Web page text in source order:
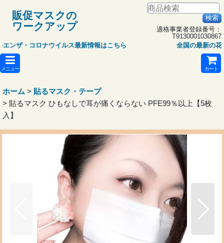
販促マスクの
ワークアップ
適格事業者登録番号：
T9130001030867
コロナウイルス最新情報はこちら
全国の最新の花粉情報
メニュー カート
ホーム > 貼るマスク・テープ
> 貼るマスク ひもなしで耳が痛くならない PFE99％以上【5枚
入】